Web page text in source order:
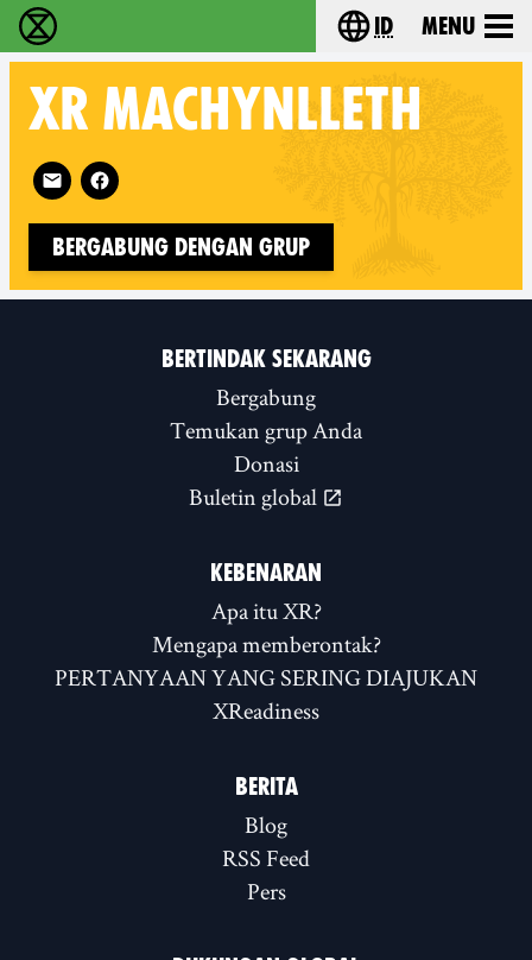
Extinction Rebellion (XR–Pemberontakan
Choose your
id Menu
XR MACHYNLLETH
Follow XR Machynlleth on
Bergabung dengan Grup
BERTINDAK SEKARANG
Bergabung
Temukan grup Anda
Donasi
Buletin global
KEBENARAN
Apa itu XR?
Mengapa memberontak?
PERTANYAAN YANG SERING DIAJUKAN
XReadiness
BERITA
Blog
RSS Feed
Pers